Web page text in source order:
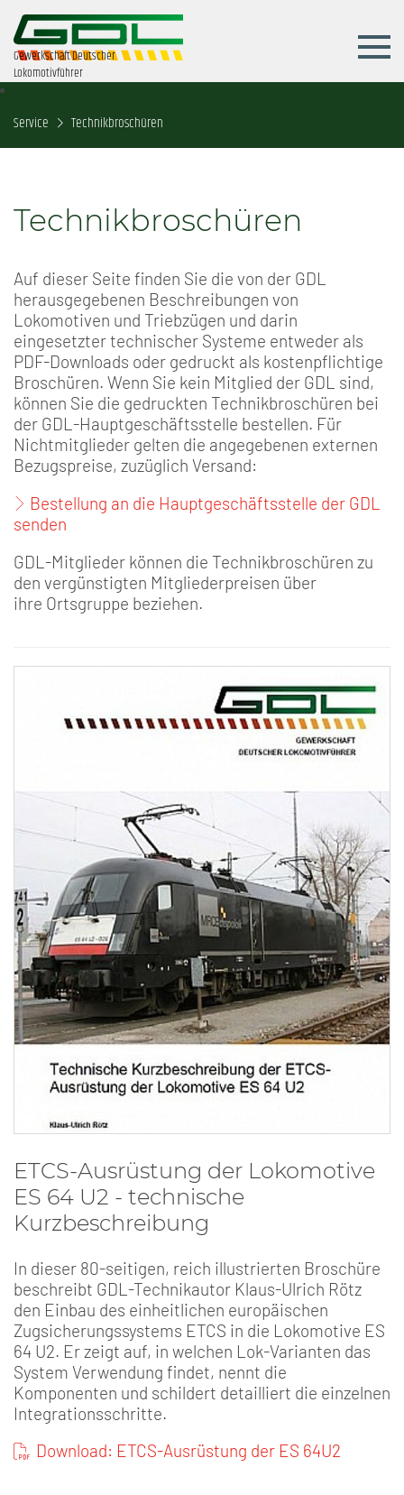
Gewerkschaft Deutscher
Lokomotivführer
Service Technikbroschüren
Technikbroschüren
Auf dieser Seite finden Sie die von der GDL
herausgegebenen Beschreibungen von
Lokomotiven und Triebzügen und darin
eingesetzter technischer Systeme entweder als
PDF-Downloads oder gedruckt als kostenpflichtige
Broschüren. Wenn Sie kein Mitglied der GDL sind,
können Sie die gedruckten Technikbroschüren bei
der GDL-Hauptgeschäftsstelle bestellen. Für
Nichtmitglieder gelten die angegebenen externen
Bezugspreise, zuzüglich Versand:
Bestellung an die Hauptgeschäftsstelle der GDL
senden
GDL-Mitglieder können die Technikbroschüren zu
den vergünstigten Mitgliederpreisen über
ihre Ortsgruppe beziehen.
ETCS-Ausrüstung der Lokomotive
ES 64 U2 - technische
Kurzbeschreibung
In dieser 80-seitigen, reich illustrierten Broschüre
beschreibt GDL-Technikautor Klaus-Ulrich Rötz
den Einbau des einheitlichen europäischen
Zugsicherungssystems ETCS in die Lokomotive ES
64 U2. Er zeigt auf, in welchen Lok-Varianten das
System Verwendung findet, nennt die
Komponenten und schildert detailliert die einzelnen
Integrationsschritte.
Download: ETCS-Ausrüstung der ES 64U2